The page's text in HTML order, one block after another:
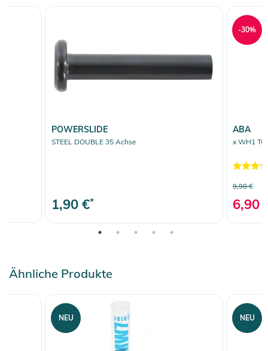
POWERSLIDE
STEEL DOUBLE 35 Achse
1,90 €*
ABA
x WH1
9,90 €
6,90
-30%
Ähnliche Produkte
NEU NEU